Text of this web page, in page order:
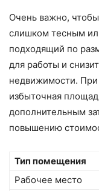
Очень важно,
слишком тесным
подходящий по
для работы и
недвижимости. При
избыточная
дополнительным
повышению
Тип помещения
Рабочее место